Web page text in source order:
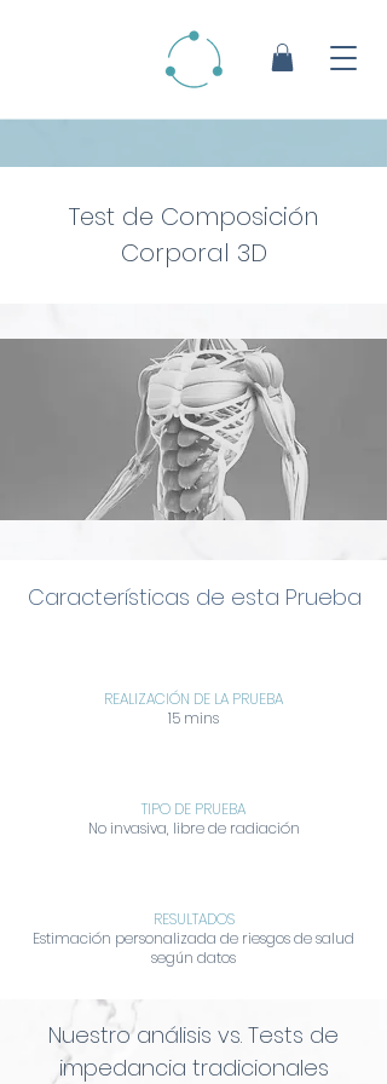
Test de Composición
Corporal 3D
Características de esta Prueba
REALIZACIÓN DE LA PRUEBA
15 mins
TIPO DE PRUEBA
No invasiva, libre de radiación
RESULTADOS
Estimación personalizada de riesgos de salud
según datos
Nuestro análisis vs. Tests de
impedancia tradicionales